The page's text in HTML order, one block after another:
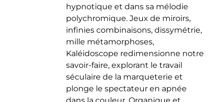
hypnotique et dans sa mélodie
polychromique. Jeux de miroirs,
infinies combinaisons, dissymétrie,
mille métamorphoses,
Kaléidoscope redimensionne notre
savoir-faire, explorant le travail
séculaire de la marqueterie et
plonge le spectateur en apnée